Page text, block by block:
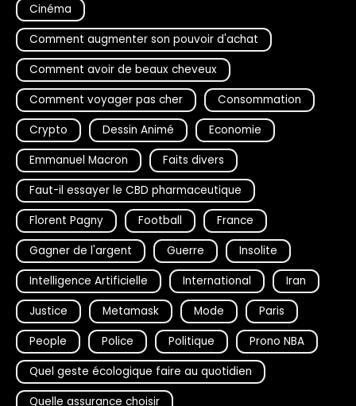
Cinéma
Comment augmenter son pouvoir d'achat
Comment avoir de beaux cheveux
Comment voyager pas cher
Consommation
Crypto
Dessin Animé
Economie
Emmanuel Macron
Faits divers
Faut-il essayer le CBD pharmaceutique
Florent Pagny
Football
France
Gagner de l'argent
Guerre
Insolite
Intelligence Artificielle
International
Iran
Justice
Metamask Mode
Paris
People
Police Politique
Prono NBA
Quel geste écologique faire au quotidien
Quelle assurance choisir